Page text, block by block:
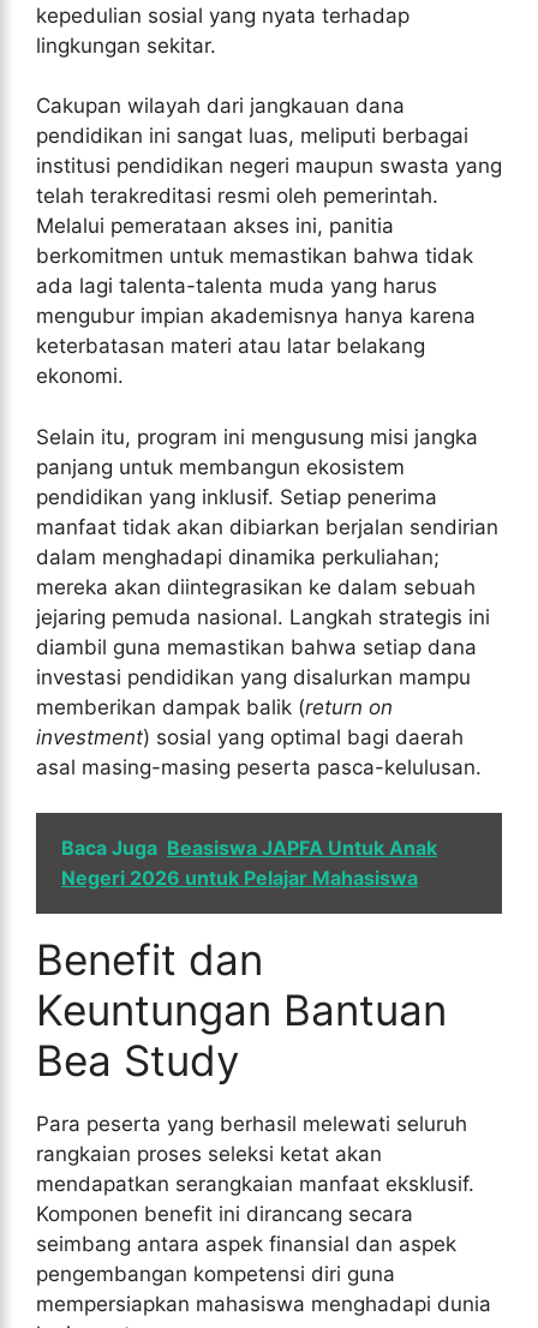
kepedulian sosial yang nyata terhadap
lingkungan sekitar.
Cakupan wilayah dari jangkauan dana
pendidikan ini sangat luas, meliputi berbagai
institusi pendidikan negeri maupun swasta yang
telah terakreditasi resmi oleh pemerintah.
Melalui pemerataan akses ini, panitia
berkomitmen untuk memastikan bahwa tidak
ada lagi talenta-talenta muda yang harus
mengubur impian akademisnya hanya karena
keterbatasan materi atau latar belakang
ekonomi.
Selain itu, program ini mengusung misi jangka
panjang untuk membangun ekosistem
pendidikan yang inklusif. Setiap penerima
manfaat tidak akan dibiarkan berjalan sendirian
dalam menghadapi dinamika perkuliahan;
mereka akan diintegrasikan ke dalam sebuah
jejaring pemuda nasional. Langkah strategis ini
diambil guna memastikan bahwa setiap dana
investasi pendidikan yang disalurkan mampu
memberikan dampak balik (return on
investment) sosial yang optimal bagi daerah
asal masing-masing peserta pasca-kelulusan.
Baca Juga Beasiswa JAPFA Untuk Anak
Negeri 2026 untuk Pelajar Mahasiswa
Benefit dan
Keuntungan Bantuan
Bea Study
Para peserta yang berhasil melewati seluruh
rangkaian proses seleksi ketat akan
mendapatkan serangkaian manfaat eksklusif.
Komponen benefit ini dirancang secara
seimbang antara aspek finansial dan aspek
pengembangan kompetensi diri guna
mempersiapkan mahasiswa menghadapi dunia